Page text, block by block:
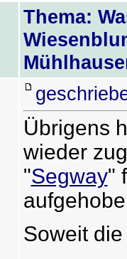
Thema:
Übrigens
wieder
"Segway"
Soweit